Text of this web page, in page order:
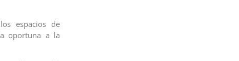
espacios de
oportuna a la